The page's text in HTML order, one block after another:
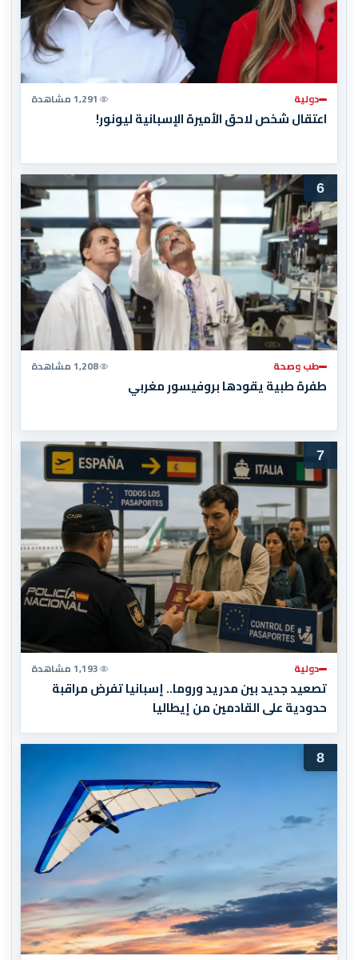
دولية 1,291 مشاهدة
اعتقال شخص لاحق الأميرة الإسبانية ليونور!
6
طب وصحة 1,208 مشاهدة
طفرة طبية يقودها بروفيسور مغربي
7
دولية 1,193 مشاهدة
تصعيد جديد بين مدريد وروما.. إسبانيا تفرض مراقبة
حدودية على القادمين من إيطاليا
8